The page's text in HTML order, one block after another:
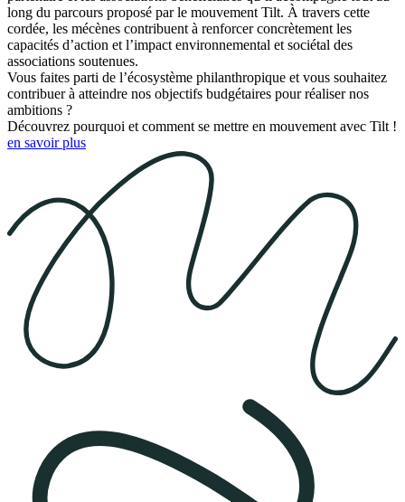
long du parcours proposé par le mouvement Tilt. À travers cette
cordée, les mécènes contribuent à renforcer concrètement les
capacités d’action et l’impact environnemental et sociétal des
associations soutenues.
Vous faites parti de l’écosystème philanthropique et vous souhaitez
contribuer à atteindre nos objectifs budgétaires pour réaliser nos
ambitions ?
Découvrez pourquoi et comment se mettre en mouvement avec Tilt !
en savoir plus